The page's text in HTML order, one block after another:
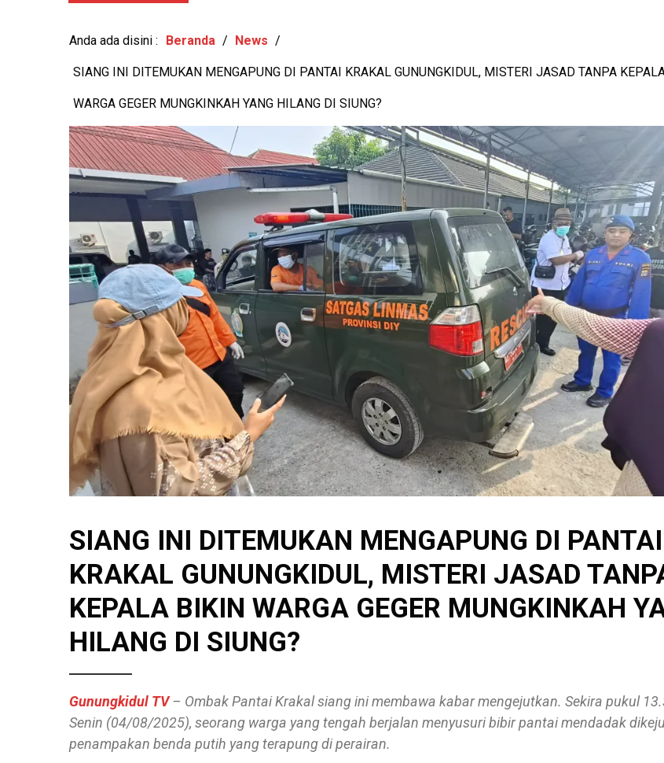
Anda ada disini : Beranda / News /
SIANG INI DITEMUKAN MENGAPUNG DI PANTAI KRAKAL GUNUNGKIDUL, MISTERI JASAD TANPA
WARGA GEGER MUNGKINKAH YANG HILANG DI SIUNG?
SIANG INI DITEMUKAN MENGAPUNG DI PANTAI
KRAKAL GUNUNGKIDUL, MISTERI JASAD
KEPALA BIKIN WARGA GEGER MUNGKINKAH
HILANG DI SIUNG?
Gunungkidul TV– Ombak Pantai Krakal siang ini membawa kabar mengejutkan. Sekira pukul
Senin (04/08/2025), seorang warga yang tengah berjalan menyusuri bibir pantai mendadak
penampakan benda putih yang terapung di perairan.